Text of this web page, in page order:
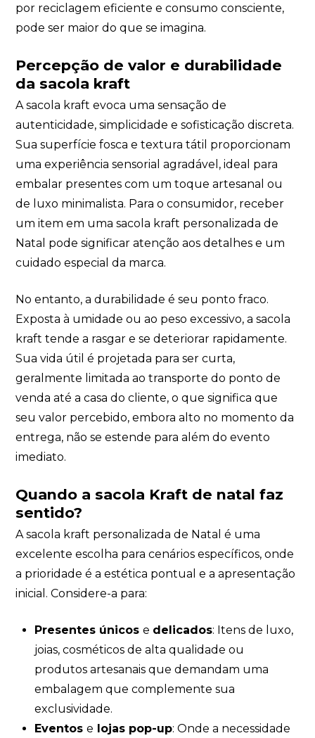
por reciclagem eficiente e consumo consciente,
pode ser maior do que se imagina.
Percepção de valor e durabilidade
da sacola kraft
A sacola kraft evoca uma sensação de
autenticidade, simplicidade e sofisticação discreta.
Sua superfície fosca e textura tátil proporcionam
uma experiência sensorial agradável, ideal para
embalar presentes com um toque artesanal ou
de luxo minimalista. Para o consumidor, receber
um item em uma sacola kraft personalizada de
Natal pode significar atenção aos detalhes e um
cuidado especial da marca.
No entanto, a durabilidade é seu ponto fraco.
Exposta à umidade ou ao peso excessivo, a sacola
kraft tende a rasgar e se deteriorar rapidamente.
Sua vida útil é projetada para ser curta,
geralmente limitada ao transporte do ponto de
venda até a casa do cliente, o que significa que
seu valor percebido, embora alto no momento da
entrega, não se estende para além do evento
imediato.
Quando a sacola Kraft de natal faz
sentido?
A sacola kraft personalizada de Natal é uma
excelente escolha para cenários específicos, onde
a prioridade é a estética pontual e a apresentação
inicial. Considere-a para:
Presentes únicos e delicados: Itens de luxo,
joias, cosméticos de alta qualidade ou
produtos artesanais que demandam uma
embalagem que complemente sua
exclusividade.
Eventos e lojas pop-up: Onde a necessidade
sua privacidade, utilizaremos seus dados apenas para
de marketing. Você pode alterar suas preferências a
qualquer momento.